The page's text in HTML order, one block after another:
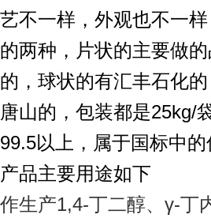
艺不一样，外观也不一
的两种，片状的主要做
的，球状的有汇丰石化
唐山的，包装都是25kg/
99.5以上，属于国标中的
产品主要用途如下
作生产1,4-丁二醇、γ-丁